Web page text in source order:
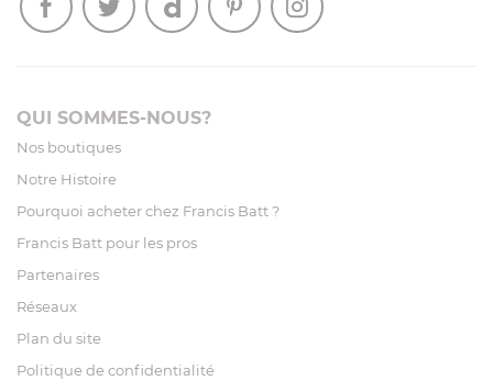
QUI SOMMES-NOUS?
Nos boutiques
Notre Histoire
Pourquoi acheter chez Francis Batt ?
Francis Batt pour les pros
Partenaires
Réseaux
Plan du site
Politique de confidentialité